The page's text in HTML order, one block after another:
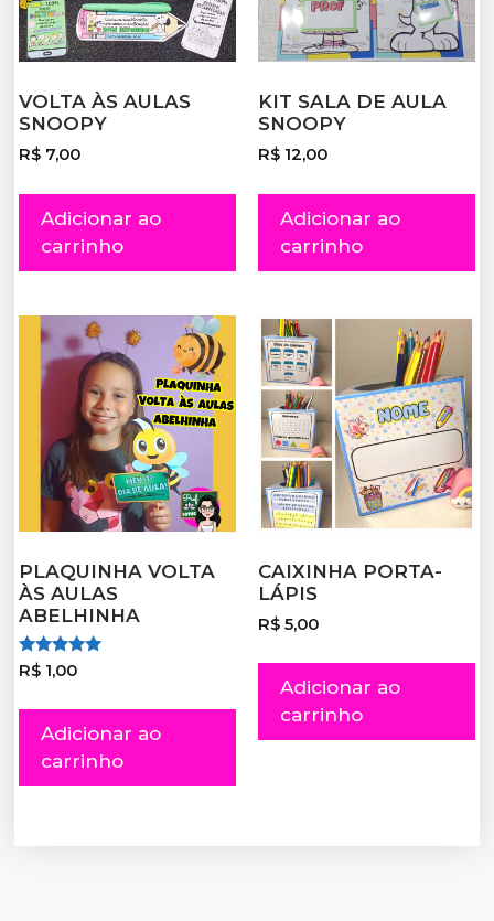
VOLTA ÀS AULAS
SNOOPY
R$ 7,00
Adicionar ao
carrinho
KIT SALA DE AULA
SNOOPY
R$ 12,00
Adicionar ao
carrinho
PLAQUINHA VOLTA
ÀS AULAS
ABELHINHA
Avaliação
5.00
R$ 1,00
Adicionar ao
carrinho
CAIXINHA PORTA-
LÁPIS
R$ 5,00
Adicionar ao
carrinho